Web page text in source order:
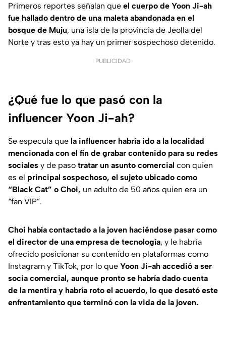
Primeros reportes señalan que el cuerpo de Yoon Ji-ah
fue hallado dentro de una maleta abandonada en el
bosque de Muju, una isla de la provincia de Jeolla del
Norte y tras esto ya hay un primer sospechoso detenido.
PUBLICIDAD
¿Qué fue lo que pasó con la
influencer Yoon Ji-ah?
Se especula que la influencer habría ido a la localidad
mencionada con el fin de grabar contenido para su redes
sociales y de paso tratar un asunto comercial con quien
es el principal sospechoso, el sujeto ubicado como
“Black Cat” o Choi, un adulto de 50 años quien era un
“fan VIP”.
Choi había contactado a la joven haciéndose pasar como
el director de una empresa de tecnología, y le habría
ofrecido posicionar su contenido en plataformas como
Instagram y TikTok, por lo que Yoon Ji-ah accedió a ser
socia comercial, aunque pronto se habría dado cuenta
de la mentira y habría roto el acuerdo, lo que desató este
enfrentamiento que terminó con la vida de la joven.